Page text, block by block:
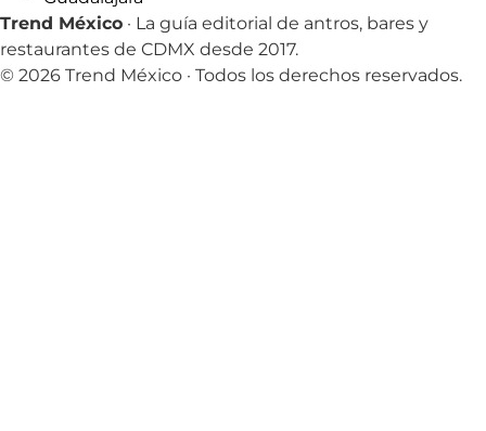
Trend México · La guía editorial de antros, bares y
restaurantes de CDMX desde 2017.
© 2026 Trend México · Todos los derechos reservados.